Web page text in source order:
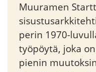
Muuramen
perin 1970-
työpöytä, joka
pienin